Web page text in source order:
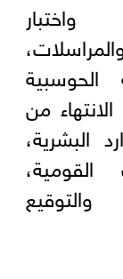
من
البشرية،
القومية،